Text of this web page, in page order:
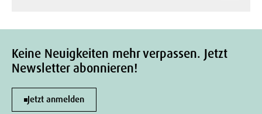
Keine Neuigkeiten mehr verpassen. Jetzt
Newsletter abonnieren!
Jetzt anmelden